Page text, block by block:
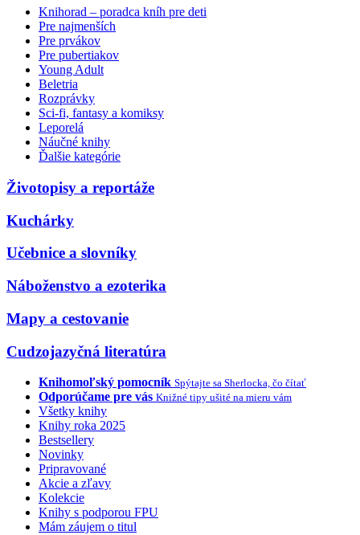
Knihorad – poradca kníh pre deti
Pre najmenších
Pre prvákov
Pre pubertiakov
Young Adult
Beletria
Rozprávky
Sci-fi, fantasy a komiksy
Leporelá
Náučné knihy
Ďalšie kategórie
Životopisy a reportáže
Kuchárky
Učebnice a slovníky
Náboženstvo a ezoterika
Mapy a cestovanie
Cudzojazyčná literatúra
Knihomoľský pomocník Spýtajte sa Sherlocka, čo čítať
Odporúčame pre vás Knižné tipy ušité na mieru vám
Všetky knihy
Knihy roka 2025
Bestsellery
Novinky
Pripravované
Akcie a zľavy
Kolekcie
Knihy s podporou FPU
Mám záujem o titul